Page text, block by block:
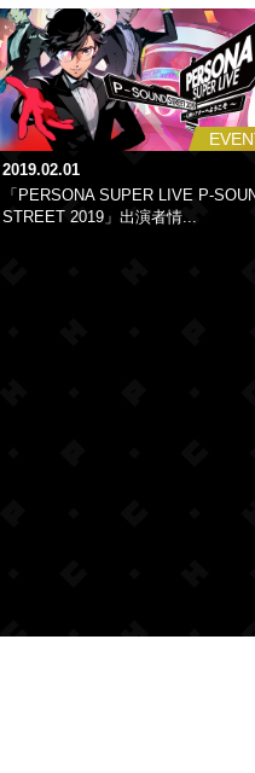
2019.02.01
「PERSONA SUPER LIVE P-
STREET 2019」出演者情...